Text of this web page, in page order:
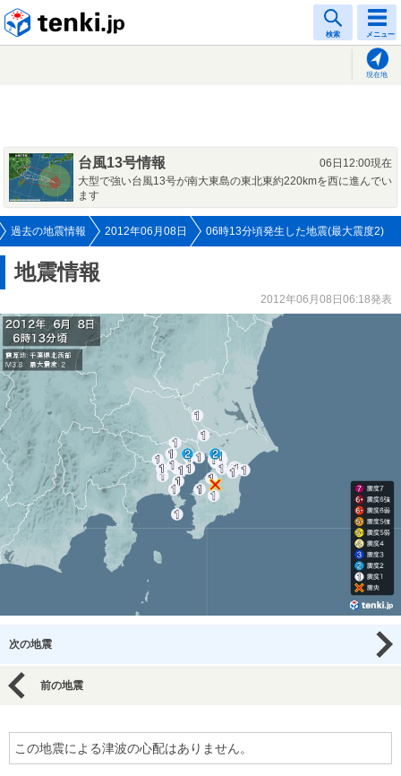
検索 メニュー
現在地
台風13号情報
06日12:00現在
大型で強い台風13号が南大東島の東北東約220kmを西に進んでい
ます
過去の地震情報 2012年06月08日 06時13分頃発生した地震(最大震度2)
地震情報
2012年06月08日06:18発表
次の地震
前の地震
この地震による津波の心配はありません。